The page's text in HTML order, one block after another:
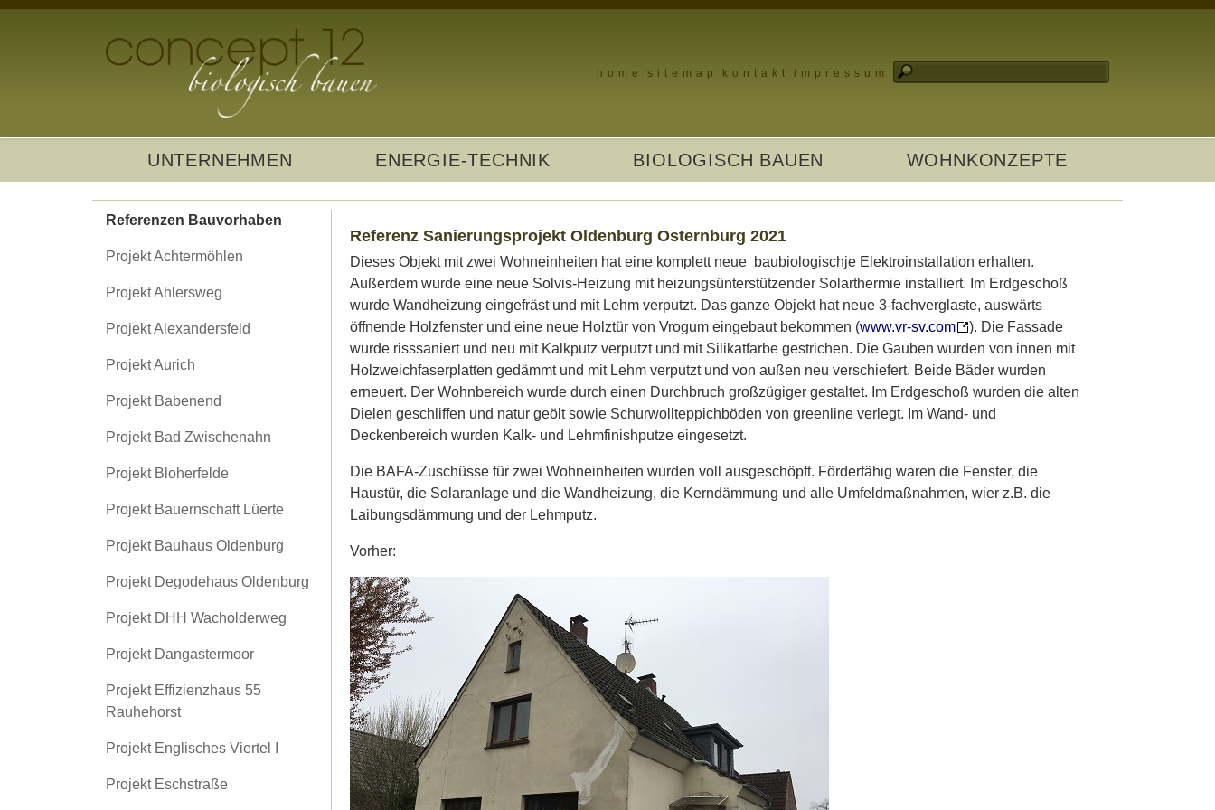
home sitemap kontakt impressum
UNTERNEHMEN ENERGIE-TECHNIK BIOLOGISCH BAUEN WOHNKONZEPTE
Referenzen Bauvorhaben
Projekt Achtermöhlen
Projekt Ahlersweg
Projekt Alexandersfeld
Projekt Aurich
Projekt Babenend
Projekt Bad Zwischenahn
Projekt Bloherfelde
Projekt Bauernschaft Lüerte
Projekt Bauhaus Oldenburg
Projekt Degodehaus Oldenburg
Projekt DHH Wacholderweg
Projekt Dangastermoor
Projekt Effizienzhaus 55
Rauhehorst
Projekt Englisches Viertel I
Projekt Eschstraße
Referenz Sanierungsprojekt Oldenburg Osternburg 2021
Dieses Objekt mit zwei Wohneinheiten hat eine komplett neue baubiologischje Elektroinstallation erhalten.
Außerdem wurde eine neue Solvis-Heizung mit heizungsünterstützender Solarthermie installiert. Im Erdgeschoß
wurde Wandheizung eingefräst und mit Lehm verputzt. Das ganze Objekt hat neue 3-fachverglaste, auswärts
öffnende Holzfenster und eine neue Holztür von Vrogum eingebaut bekommen (www.vr-sv.com
). Die Fassade
wurde risssaniert und neu mit Kalkputz verputzt und mit Silikatfarbe gestrichen. Die Gauben wurden von innen mit
Holzweichfaserplatten gedämmt und mit Lehm verputzt und von außen neu verschiefert. Beide Bäder wurden
erneuert. Der Wohnbereich wurde durch einen Durchbruch großzügiger gestaltet. Im Erdgeschoß wurden die alten
Dielen geschliffen und natur geölt sowie Schurwollteppichböden von greenline verlegt. Im Wand- und
Deckenbereich wurden Kalk- und Lehmfinishputze eingesetzt.
Die BAFA-Zuschüsse für zwei Wohneinheiten wurden voll ausgeschöpft. Förderfähig waren die Fenster, die
Haustür, die Solaranlage und die Wandheizung, die Kerndämmung und alle Umfeldmaßnahmen, wier z.B. die
Laibungsdämmung und der Lehmputz.
Vorher: